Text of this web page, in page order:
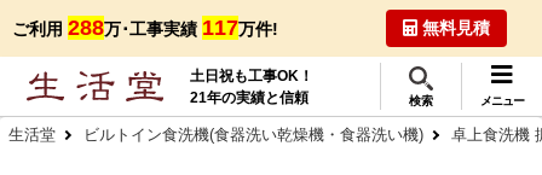
ご利用 288万･工事実績 117万件! 無料見積
土日祝も工事OK！
21年の実績と信頼
検索 メニュー
生活堂 ビルトイン食洗機(食器洗い乾燥機・食器洗い機) 卓上食洗機